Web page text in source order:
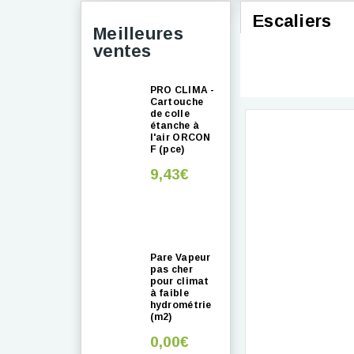
Escaliers
Meilleures
ventes
PRO CLIMA -
Cartouche
de colle
étanche à
l'air ORCON
F (pce)
9,43€
Pare Vapeur
pas cher
pour climat
à faible
hydrométrie
(m2)
0,00€